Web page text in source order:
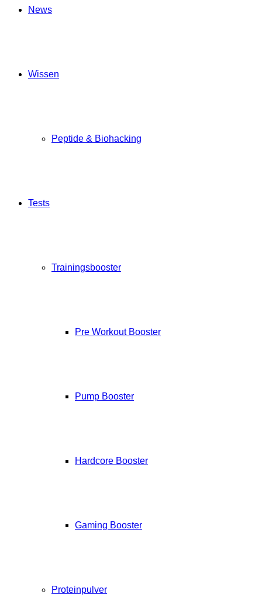
News
Wissen
Peptide & Biohacking
Tests
Trainingsbooster
Pre Workout Booster
Pump Booster
Hardcore Booster
Gaming Booster
Proteinpulver